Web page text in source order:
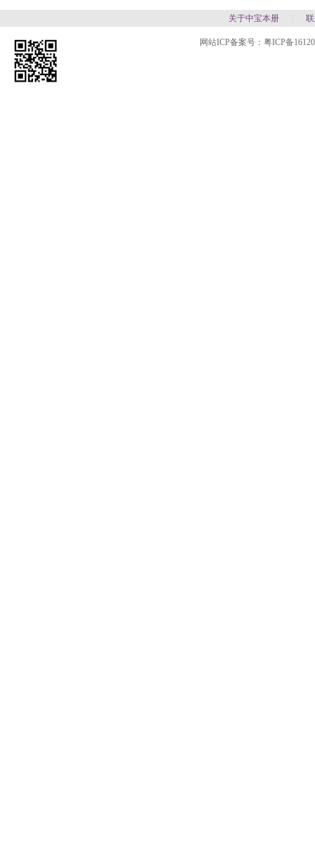
关于中宝本册
网站ICP备案号： 粤ICP备